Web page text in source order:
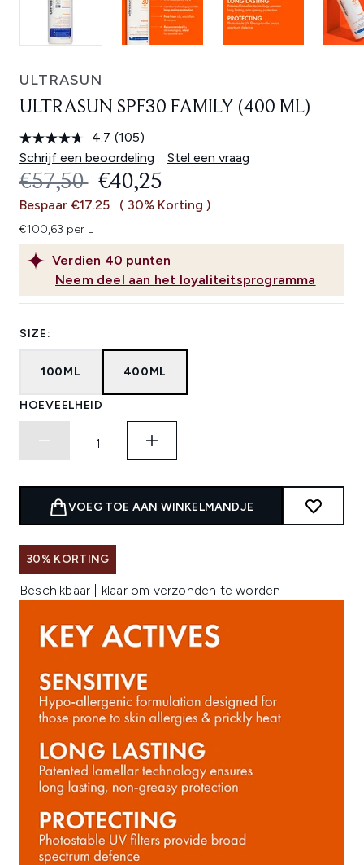
ULTRASUN
ULTRASUN SPF30 FAMILY (400 ML)
4.7 Lees
105
beoordelingen.
Dezelfde
paginalink.
(105)
Schrijf een beoordeling
Stel een vraag
Verdien 40 punten
Neem deel aan het loyaliteitsprogramma
RECOMMENDED RETAIL PRICE:
€57,50 HUIDIGE PRIJS:
€40,25
Bespaar €17.25 ( 30% Korting )
€100,63 per L
SIZE:
100ML 400ML
HOEVEELHEID
VOEG TOE AAN WINKELMANDJE
30% KORTING
Beschikbaar | klaar om verzonden te worden